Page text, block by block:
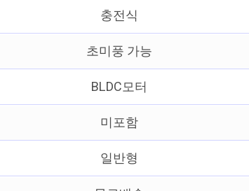
충전식
초미풍 가능
BLDC모터
미포함
일반형